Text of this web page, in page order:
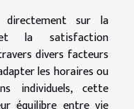
sur la
et la satisfaction
divers facteurs
les horaires ou
individuels, cette